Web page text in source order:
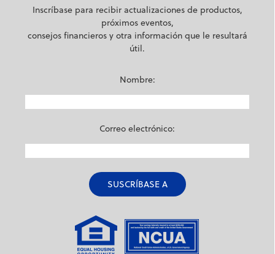
Inscríbase para recibir actualizaciones de productos,
próximos eventos,
consejos financieros y otra información que le resultará
útil.
Nombre:
Correo electrónico: